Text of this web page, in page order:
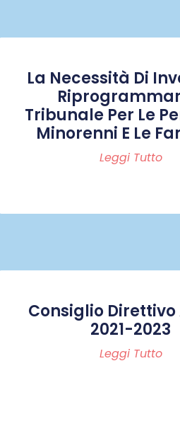
La Necessità Di
Tribunale Per Le
Minorenni E Le
Leggi Tutto
Consiglio Direttivo
2021-2023
Leggi Tutto